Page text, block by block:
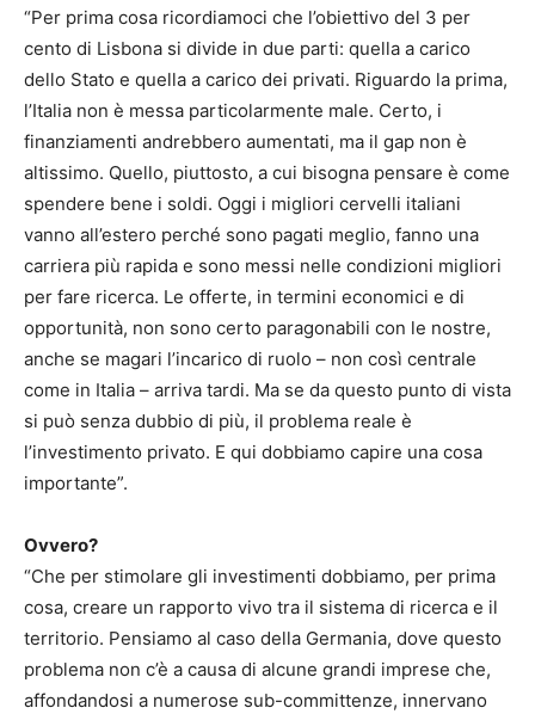
“Per prima cosa ricordiamoci che l’obiettivo del 3 per
cento di Lisbona si divide in due parti: quella a carico
dello Stato e quella a carico dei privati. Riguardo la prima,
l’Italia non è messa particolarmente male. Certo, i
finanziamenti andrebbero aumentati, ma il gap non è
altissimo. Quello, piuttosto, a cui bisogna pensare è come
spendere bene i soldi. Oggi i migliori cervelli italiani
vanno all’estero perché sono pagati meglio, fanno una
carriera più rapida e sono messi nelle condizioni migliori
per fare ricerca. Le offerte, in termini economici e di
opportunità, non sono certo paragonabili con le nostre,
anche se magari l’incarico di ruolo – non così centrale
come in Italia – arriva tardi. Ma se da questo punto di vista
si può senza dubbio di più, il problema reale è
l’investimento privato. E qui dobbiamo capire una cosa
importante”.
Ovvero?
“Che per stimolare gli investimenti dobbiamo, per prima
cosa, creare un rapporto vivo tra il sistema di ricerca e il
territorio. Pensiamo al caso della Germania, dove questo
problema non c’è a causa di alcune grandi imprese che,
affondandosi a numerose sub-committenze, innervano